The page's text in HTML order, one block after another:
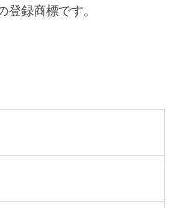
録商標です。